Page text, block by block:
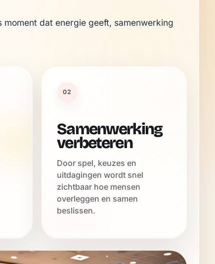
dat energie geeft, samenwerking
02
Samenwerking
verbeteren
Door spel, keuzes en
uitdagingen wordt snel
zichtbaar hoe mensen
overleggen en samen
beslissen.